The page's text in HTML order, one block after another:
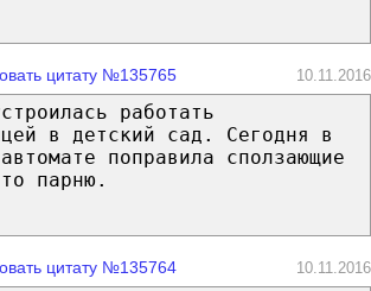
цитату №135765 10.11.2016
работать
в детский сад. Сегодня в
поправила сползающие
парню.
цитату №135764 10.11.2016